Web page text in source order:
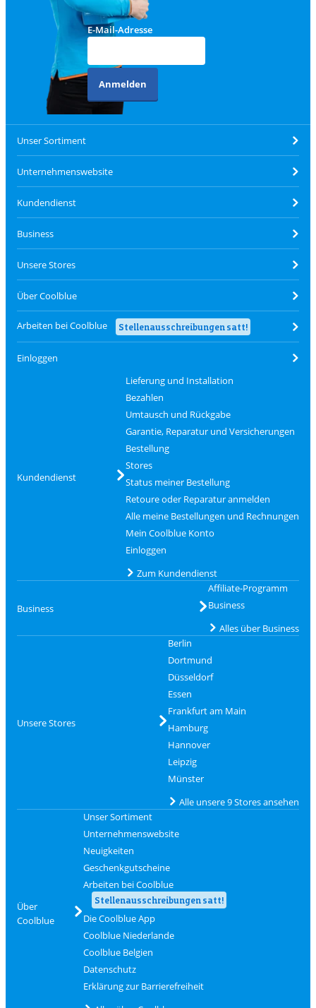
E-Mail-Adresse
Anmelden
Unser Sortiment
Unternehmenswebsite
Kundendienst
Business
Unsere Stores
Über Coolblue
Arbeiten bei Coolblue Stellenausschreibungen satt!
Einloggen
Kundendienst
Lieferung und Installation
Bezahlen
Umtausch und Rückgabe
Garantie, Reparatur und Versicherungen
Bestellung
Stores
Status meiner Bestellung
Retoure oder Reparatur anmelden
Alle meine Bestellungen und Rechnungen
Mein Coolblue Konto
Einloggen
Zum Kundendienst
Business
Affiliate-Programm
Business
Alles über Business
Unsere Stores
Berlin
Dortmund
Düsseldorf
Essen
Frankfurt am Main
Hamburg
Hannover
Leipzig
Münster
Alle unsere 9 Stores ansehen
Über
Coolblue
Unser Sortiment
Unternehmenswebsite
Neuigkeiten
Geschenkgutscheine
Arbeiten bei Coolblue
Stellenausschreibungen satt!
Die Coolblue App
Coolblue Niederlande
Coolblue Belgien
Datenschutz
Erklärung zur Barrierefreiheit